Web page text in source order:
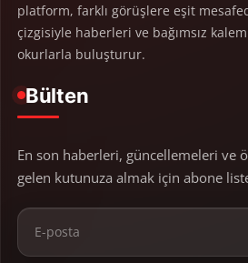
platform, farklı görüşlere eşit
çizgisiyle haberleri ve bağımsız
okurlarla buluşturur.
Bülten
En son haberleri, güncellemeleri ve
gelen kutunuza almak için abone